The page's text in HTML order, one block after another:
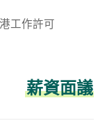
工作許可
薪資面議